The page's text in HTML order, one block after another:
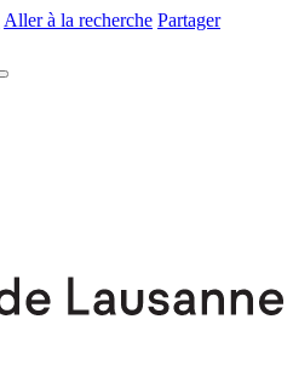
Aller à la recherche Partager